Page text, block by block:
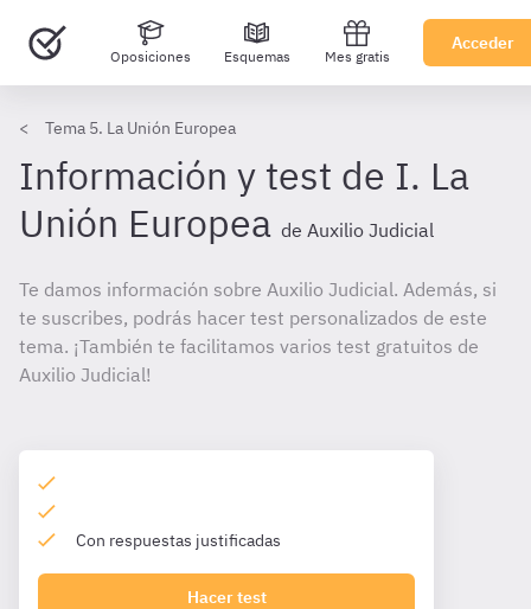
Oposiciones Esquemas Mes gratis
Acceder
Tema 5. La Unión Europea
Información y test de I. La
Unión Europea de Auxilio Judicial
Te damos información sobre Auxilio Judicial. Además, si
te suscribes, podrás hacer test personalizados de este
tema. ¡También te facilitamos varios test gratuitos de
Auxilio Judicial!
Con respuestas justificadas
Hacer test